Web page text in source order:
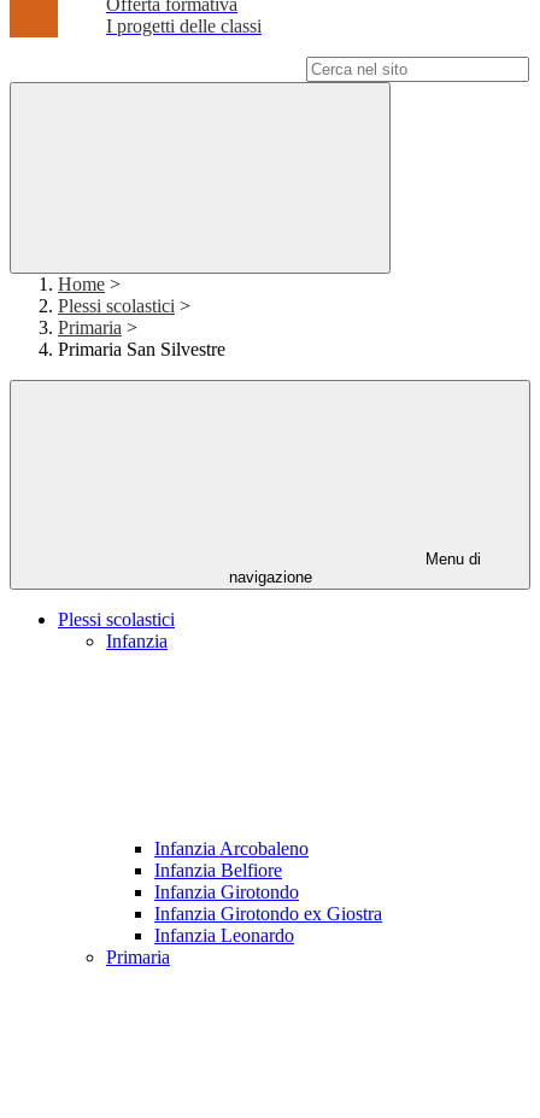
Offerta formativa
I progetti delle classi
Home >
Plessi scolastici >
Primaria >
Primaria San Silvestre
Menu di
navigazione
Plessi scolastici
Infanzia
Infanzia Arcobaleno
Infanzia Belfiore
Infanzia Girotondo
Infanzia Girotondo ex Giostra
Infanzia Leonardo
Primaria